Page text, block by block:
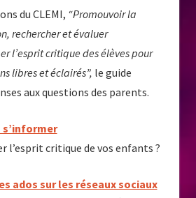
du CLEMI, “Promouvoir la
rechercher et évaluer
l’esprit critique des élèves pour
libres et éclairés”, le guide
aux questions des parents.
s’informer
l’esprit critique de vos enfants ?
ados sur les réseaux sociaux